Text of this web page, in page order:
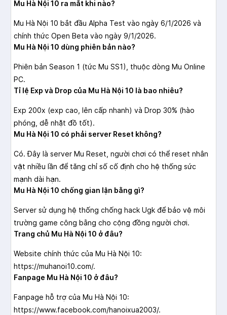
Mu Hà Nội 10 ra mắt khi nào?
Mu Hà Nội 10 bắt đầu Alpha Test vào ngày 6/1/2026 và
chính thức Open Beta vào ngày 9/1/2026.
Mu Hà Nội 10 dùng phiên bản nào?
Phiên bản Season 1 (tức Mu SS1), thuộc dòng Mu Online
PC.
Tỉ lệ Exp và Drop của Mu Hà Nội 10 là bao nhiêu?
Exp 200x (exp cao, lên cấp nhanh) và Drop 30% (hào
phóng, dễ nhặt đồ tốt).
Mu Hà Nội 10 có phải server Reset không?
Có. Đây là server Mu Reset, người chơi có thể reset nhân
vật nhiều lần để tăng chỉ số cố định cho hệ thống sức
mạnh dài hạn.
Mu Hà Nội 10 chống gian lận bằng gì?
Server sử dụng hệ thống chống hack Ugk để bảo vệ môi
trường game công bằng cho cộng đồng người chơi.
Trang chủ Mu Hà Nội 10 ở đâu?
Website chính thức của Mu Hà Nội 10:
https://muhanoi10.com/.
Fanpage Mu Hà Nội 10 ở đâu?
Fanpage hỗ trợ của Mu Hà Nội 10:
https://www.facebook.com/hanoixua2003/.